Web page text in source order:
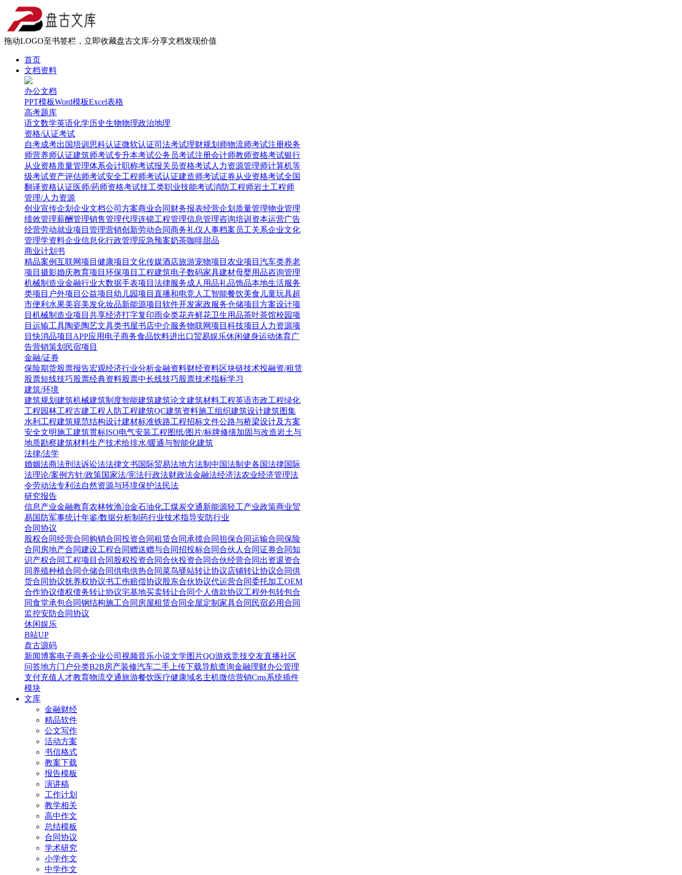
拖动LOGO至书签栏，立即收藏盘古文库-分享文档发现价值
首页
文档资料
办公文档
PPT模板Word模板Excel表格
高考题库
语文数学英语化学历史生物物理政治地理
资格/认证考试
自考成考出国培训 思科认证微软认证司法考试理财规划师物流师考试注册税务
师营养师认证建筑师考试专升本考试公务员考试注册会计师教师资格考试银行
从业资格质量管理体系会计职称考试报关员资格考试人力资源管理师计算机等
级考试资产评估师考试安全工程师考试认证建造师考试证券从业资格考试全国
翻译资格认证医师/药师资格考试技工类职业技能考试消防工程师岩土工程师
管理/人力资源
创业宣传企划 企业文档公司方案商业合同 财务报表经营企划 质量管理物业管理
绩效管理薪酬管理销售管理代理连锁工程管理信息管理咨询培训 资本运营广告
经营劳动就业项目管理营销创新劳动合同商务礼仪 人事档案 员工关系企业文化
管理学资料企业信息化行政管理应急预案奶茶咖啡甜品
商业计划书
精品案例互联网项目 健康项目 文化传媒酒店旅游宠物项目 农业项目 汽车类养老
项目 摄影婚庆教育项目 环保项目 工程建筑电子数码家具建材母婴用品咨询管理
机械制造业金融行业大数据手表项目 法律服务成人用品礼品饰品本地生活服务
类项目 户外项目 公益项目 幼儿园项目 直播和电竞人工智能餐饮美食 儿童玩具超
市便利水果美容美发化妆品新能源项目 软件开发家政服务仓储项目 方案设计项
目 机械制造业项目 共享经济打字复印雨伞类花卉鲜花卫生用品茶叶茶馆校园项
目 运输工具陶瓷陶艺文具类书屋书店中介服务物联网项目 科技项目 人力资源项
目快消品项目 APP应用 电子商务食品饮料进出口贸易娱乐休闲健身运动体育广
告营销策划 民宿项目
金融/证券
保险期货股票报告宏观经济行业分析金融资料财经资料区块链技术投融资/租赁
股票短线技巧股票经典资料股票中长线技巧股票技术指标学习
建筑/环境
建筑规划 建筑机械建筑制度智能建筑建筑论文建筑材料工程英语市政工程绿化
工程园林工程古建工程 人防工程建筑QC建筑资料施工组织建筑设计建筑图集
水利工程建筑规范结构设计建材标准铁路工程招标文件公路与桥梁设计及方案
安全文明施工建筑贯标ISO电气安装工程图纸/图片/标牌修缮加固与改造岩土与
地质勘察建筑材料生产技术给排水/暖通与智能化建筑
法律/法学
婚姻法商法刑法诉讼法法律文书国际贸易法地方法制 中国法制史各国法律国际
法理论/案例方针/政策国家法/宪法行政法财政法金融法经济法农业经济管理法
令劳动法专利法自然资源与环境保护法民法
研究报告
信息产业金融教育农林牧渔冶金石油化工煤炭交通新能源轻工产业政策商业贸
易国防军事统计年鉴/数据分析制药行业技术指导安防行业
合同协议
股权合同经营合同 购销合同投资合同租赁合同 承揽合同担保合同运输合同保险
合同 房地产合同建设工程合同 赠送赠与合同招投标合同合伙人合同证券合同知
识产权合同 工程项目合同 股权投资合同合伙投资合同合伙经营合同 出资退资合
同 养殖种植合同仓储合同供电供热合同菜鸟驿站转让协议店铺转让协议合同供
货合同协议抚养权协议书工伤赔偿协议股东合伙协议代运营合同委托加工OEM
合作协议债权债务转让协议宅基地买卖转让合同个人借款协议工程外包转包合
同食堂承包合同钢结构施工合同 房屋租赁合同全屋定制家具合同 民宿必用合同
监控安防合同协议
休闲娱乐
B站UP
盘古源码
新闻博客电子商务企业公司 视频音乐小说文学图片QQ游戏竞技交友直播社区
问答地方门户分类B2B房产装修汽车二手 上传下载导航查询金融理财办公管理
支付充值 人才教育物流交通旅游餐饮医疗健康域名主机微信营销Cms系统插件
模块
文库
金融财经
精品软件
公文写作
活动方案
书信格式
教案下载
报告模板
演讲稿
工作计划
教学相关
高中作文
总结模板
合同协议
学术研究
小学作文
中学作文